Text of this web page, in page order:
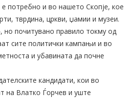
потребно и во нашето Скопје, кое
тврдина, цркви, џамии и музеи.
но почитувано правило токму од
сите политички кампањи и во
и убавината да почне
кандидати, кои во
на Влатко Ѓорчев и уште